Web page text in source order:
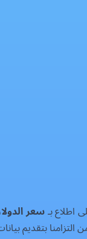
اطلاع بـسعر
بتقديم